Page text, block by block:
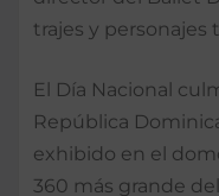
trajes y personajes
El Día Nacional
República
exhibido en el
360 más grande